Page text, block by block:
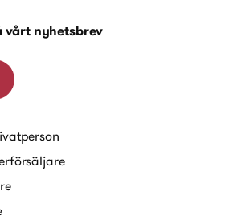
vårt nyhetsbrev